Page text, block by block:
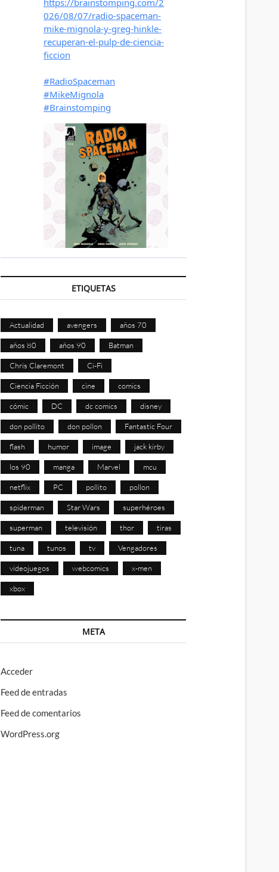
ETIQUETAS
Actualidad avengers años 70
años 80 años 90 Batman
Chris Claremont Ci-Fi
Ciencia Ficción cine comics
cómic DC dc comics disney
don pollito don pollon Fantastic Four
flash humor image jack kirby
los 90 manga Marvel mcu
netflix PC pollito pollon
spiderman Star Wars superhéroes
superman televisión thor tiras
tuna tunos tv Vengadores
videojuegos webcomics x-men
xbox
META
Acceder
Feed de entradas
Feed de comentarios
WordPress.org